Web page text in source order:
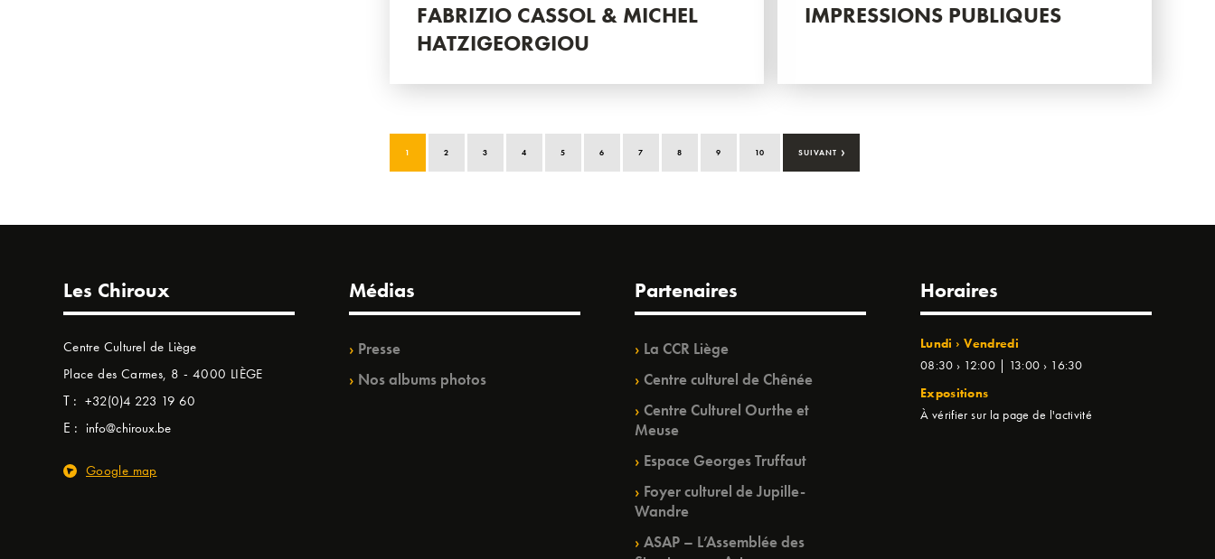
FABRIZIO CASSOL & MICHEL
HATZIGEORGIOU
IMPRESSIONS PUBLIQUES
1 2 3 4 5 6 7 8 9 10 SUIVANT ›
Les Chiroux
Centre Culturel de Liège
Place des Carmes, 8 - 4000 LIÈGE
T : +32(0)4 223 19 60
E : info@chiroux.be
Google map
Médias
Presse
Nos albums photos
Partenaires
La CCR Liège
Centre culturel de Chênée
Centre Culturel Ourthe et
Meuse
Espace Georges Truffaut
Foyer culturel de Jupille-
Wandre
ASAP – L’Assemblée des
Horaires
Lundi › Vendredi
08:30 › 12:00 | 13:00 › 16:30
Expositions
À vérifier sur la page de l'activité